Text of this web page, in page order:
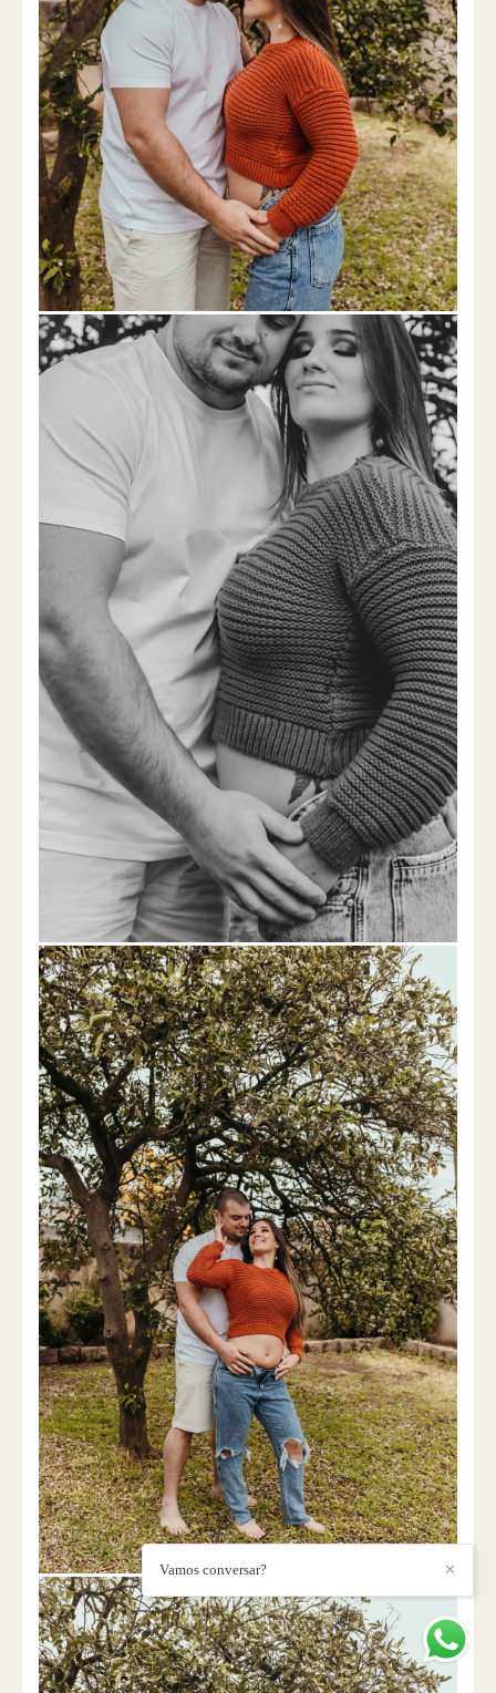
✕
Vamos conversar?